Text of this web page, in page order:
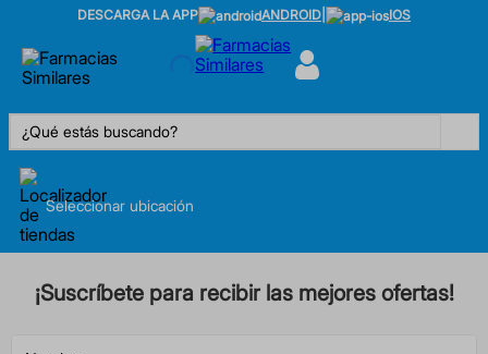
DESCARGA LA APP ANDROID IOS
¿Qué estás buscando?
Seleccionar ubicación
¡Suscríbete para recibir las mejores ofertas!